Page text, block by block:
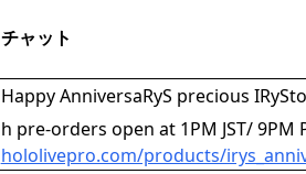
チャット
Happy AnniversaRyS precious
h pre-orders open at 1PM JST/ 9PM
hololivepro.com/products/